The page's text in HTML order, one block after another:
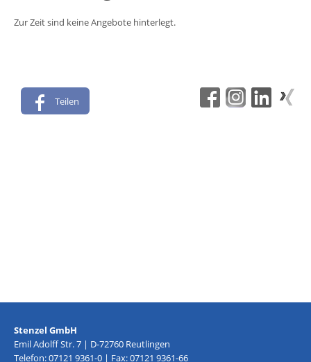
Zur Zeit sind keine Angebote hinterlegt.
Teilen
Stenzel GmbH
Emil Adolff Str. 7 | D-72760 Reutlingen
Telefon: 07121 9361-0 | Fax: 07121 9361-66